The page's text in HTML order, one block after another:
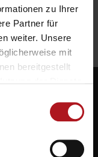
zu Ihrer
Partner für
weiter. Unsere
mit
bereitgestellt